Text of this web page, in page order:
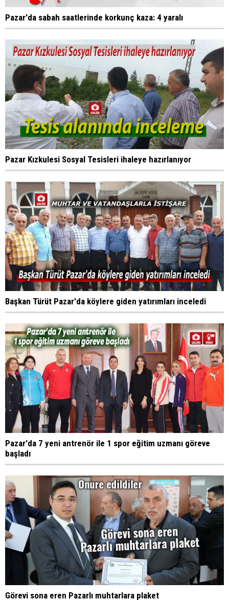
Pazar'da sabah saatlerinde korkunç kaza: 4 yaralı
Pazar Kızkulesi Sosyal Tesisleri ihaleye hazırlanıyor
Başkan Türüt Pazar'da köylere giden yatırımları inceledi
Pazar'da 7 yeni antrenör ile 1 spor eğitim uzmanı göreve
başladı
Görevi sona eren Pazarlı muhtarlara plaket